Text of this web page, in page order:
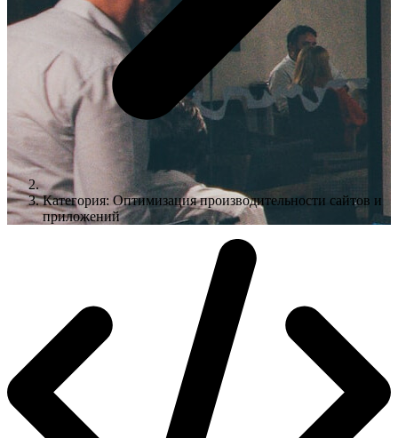
Категория: Оптимизация производительности сайтов и
приложений